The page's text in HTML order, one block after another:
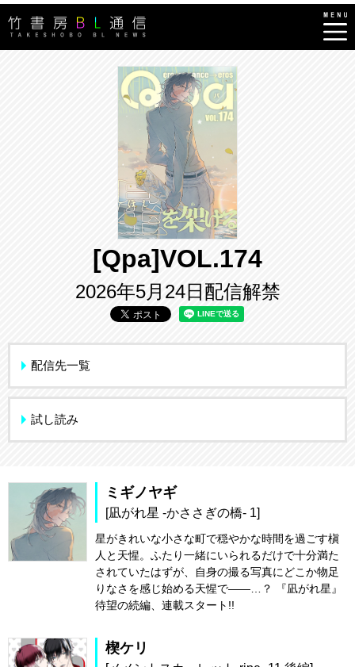
[Qpa]VOL.174
2026年5月24日配信解禁
配信先一覧
試し読み
ミギノヤギ
[凪がれ星 -かささぎの橋- 1]
星がきれいな小さな町で穏やかな時間を過ごす槇
人と天惺。ふたり一緒にいられるだけで十分満た
されていたはずが、自身の撮る写真にどこか物足
りなさを感じ始める天惺で――…？ 『凪がれ星』
待望の続編、連載スタート!!
楔ケリ